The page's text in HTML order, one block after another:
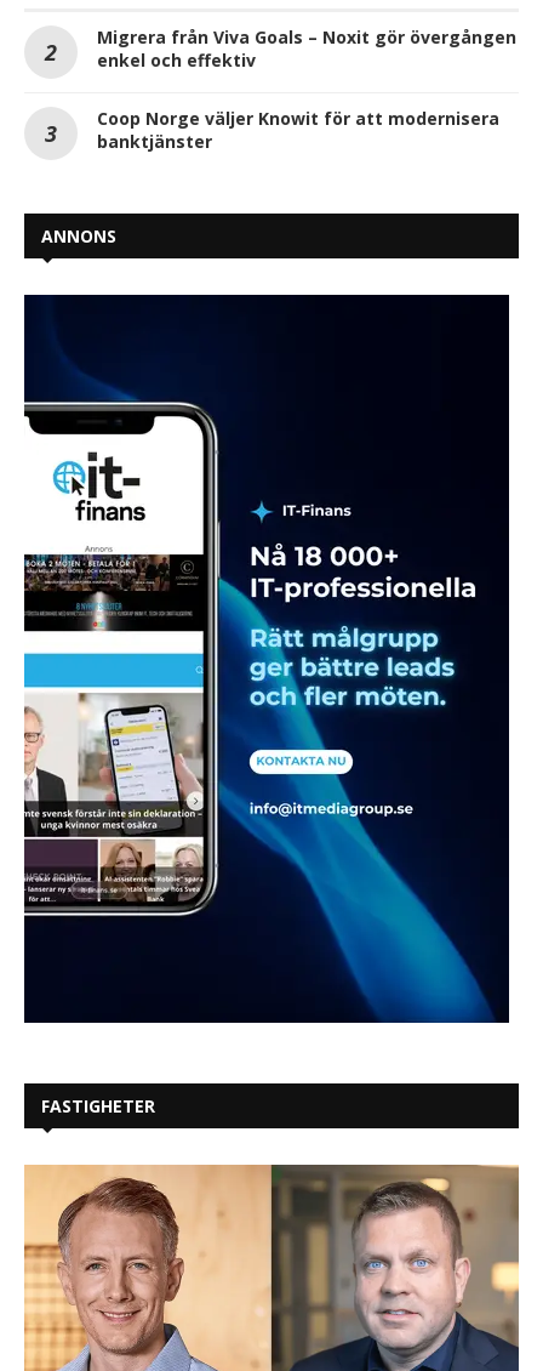
Migrera från Viva Goals – Noxit gör övergången
enkel och effektiv
Coop Norge väljer Knowit för att modernisera
banktjänster
ANNONS
FASTIGHETER